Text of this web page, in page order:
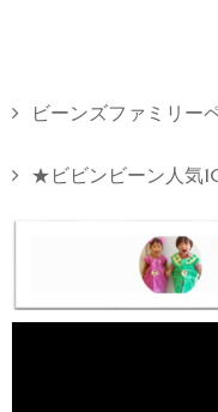
ビーンズファミリー
★ビビンビーン人気